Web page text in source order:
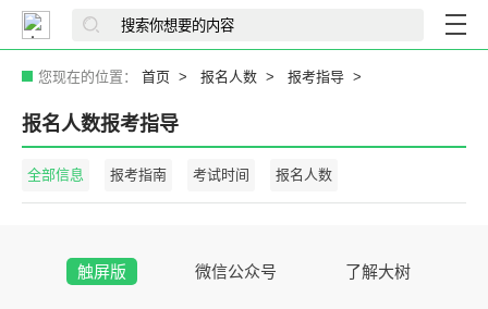
您现在的位置： 首页 报名人数 报考指导
报名人数报考指导
全部信息 报考指南 考试时间 报名人数
触屏版 微信公众号 了解大树